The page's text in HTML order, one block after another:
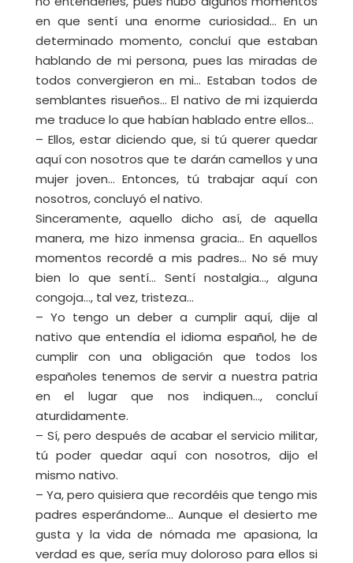
en que sentí una enorme curiosidad… En un
determinado momento, concluí que estaban
hablando de mi persona, pues las miradas de
todos convergieron en mi… Estaban todos de
semblantes risueños… El nativo de mi izquierda
me traduce lo que habían hablado entre ellos…
– Ellos, estar diciendo que, si tú querer quedar
aquí con nosotros que te darán camellos y una
mujer joven… Entonces, tú trabajar aquí con
nosotros, concluyó el nativo.
Sinceramente, aquello dicho así, de aquella
manera, me hizo inmensa gracia… En aquellos
momentos recordé a mis padres… No sé muy
bien lo que sentí… Sentí nostalgia…, alguna
congoja…, tal vez, tristeza…
– Yo tengo un deber a cumplir aquí, dije al
nativo que entendía el idioma español, he de
cumplir con una obligación que todos los
españoles tenemos de servir a nuestra patria
en el lugar que nos indiquen…, concluí
aturdidamente.
– Sí, pero después de acabar el servicio militar,
tú poder quedar aquí con nosotros, dijo el
mismo nativo.
– Ya, pero quisiera que recordéis que tengo mis
padres esperándome… Aunque el desierto me
gusta y la vida de nómada me apasiona, la
verdad es que, sería muy doloroso para ellos si